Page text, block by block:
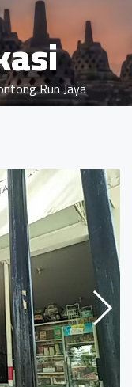
Run Jaya